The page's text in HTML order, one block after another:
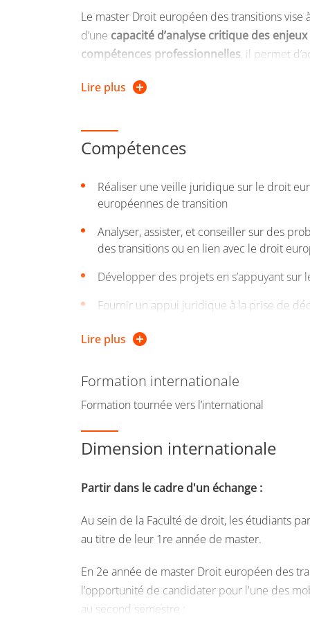
Le master Droit européen des transitions vise
d’une capacité d’analyse critique des
compétences professionnelles, il permet
l’accent sur letravail en groupe
futures.
En somme, le master Droit européen des
diversification des débouchés professionnels
A l’issue de leur formation, les étudiants
Maîtrise de connaissances juridiques
Développement de la capacité d’analyse
Développement des aptitudes à travailler
Valorisation de l’anglais comme langue de
Lire plus
Compétences
Réaliser une veille juridique sur le droit
européennes de transition
Analyser, assister, et conseiller sur des
des transitions ou en lien avec le droit
Développer des projets en s’appuyant sur
Fournir un appui juridique à la prise de
Gérer un contentieux en utilisant les
Répondre aux appels d’offres et gérer des
Construire un raisonnement critique en
Lire plus
Formation internationale
Formation tournée vers l’international
Dimension internationale
Partir dans le cadre d'un échange :
Au sein de la Faculté de droit, les étudiants
au titre de leur 1re année de master.
En 2e année de master Droit européen des
l’opportunité de candidater pour l'une des
au second semestre :